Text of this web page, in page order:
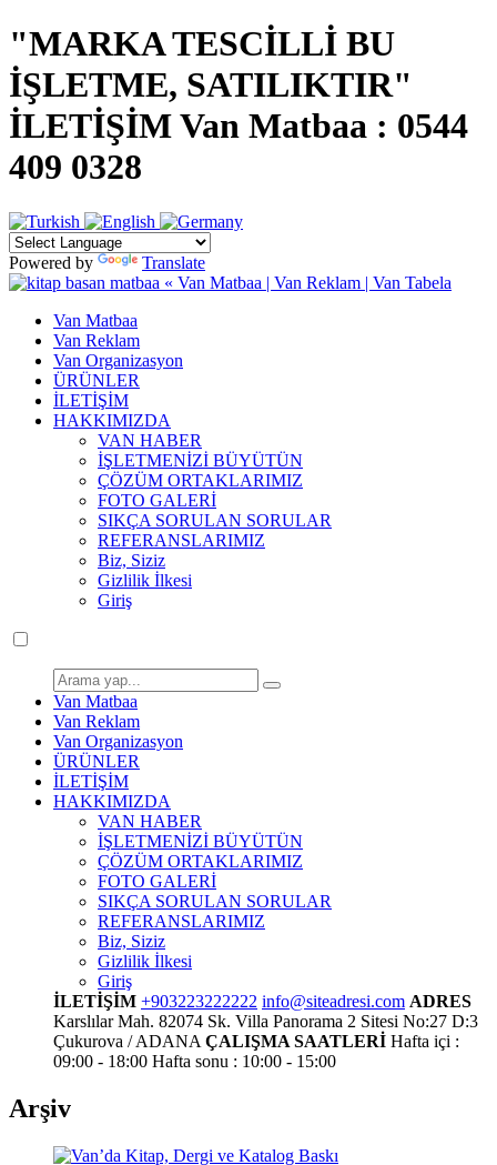
"MARKA TESCİLLİ BU
İŞLETME, SATILIKTIR"
İLETİŞİM Van Matbaa : 0544
409 0328
Powered by Translate
Van Matbaa
Van Reklam
Van Organizasyon
ÜRÜNLER
İLETİŞİM
HAKKIMIZDA
VAN HABER
İŞLETMENİZİ BÜYÜTÜN
ÇÖZÜM ORTAKLARIMIZ
FOTO GALERİ
SIKÇA SORULAN SORULAR
REFERANSLARIMIZ
Biz, Siziz
Gizlilik İlkesi
Giriş
Van Matbaa
Van Reklam
Van Organizasyon
ÜRÜNLER
İLETİŞİM
HAKKIMIZDA
VAN HABER
İŞLETMENİZİ BÜYÜTÜN
ÇÖZÜM ORTAKLARIMIZ
FOTO GALERİ
SIKÇA SORULAN SORULAR
REFERANSLARIMIZ
Biz, Siziz
Gizlilik İlkesi
Giriş
İLETİŞİM +903223222222 info@siteadresi.com ADRES
Karslılar Mah. 82074 Sk. Villa Panorama 2 Sitesi No:27 D:3
Çukurova / ADANA ÇALIŞMA SAATLERİ Hafta içi :
09:00 - 18:00 Hafta sonu : 10:00 - 15:00
Arşiv